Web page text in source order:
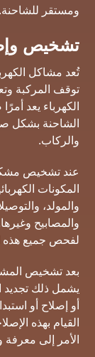
ومستقر للشاحنة.
تشخيص
تُعد مشاكل
توقف المركبة
الكهرباء يعد
الشاحنة بشكل
والركاب.
عند تشخيص
المكونات
والمولد،
والمصابيح
لفحص جميع هذه
بعد تشخيص
يشمل ذلك تجديد
أو إصلاح أو
القيام بهذه
الأمر إلى